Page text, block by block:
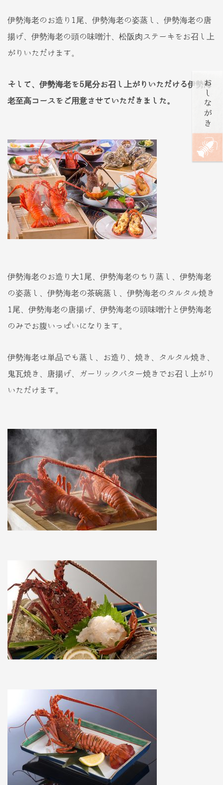
伊勢海老のお造り1尾、伊勢海老の姿蒸し、伊勢海老の唐
揚げ、伊勢海老の頭の味噌汁、松阪肉ステーキをお召し上
がりいただけます。
そして、伊勢海老を5尾分お召し上がりいただける伊勢海
老至高コースをご用意させていただきました。
伊勢海老のお造り大1尾、伊勢海老のちり蒸し、伊勢海老
の姿蒸し、伊勢海老の茶碗蒸し、伊勢海老のタルタル焼き
1尾、伊勢海老の唐揚げ、伊勢海老の頭味噌汁と伊勢海老
のみでお腹いっぱいになります。
伊勢海老は単品でも蒸し、お造り、焼き、タルタル焼き、
鬼瓦焼き、唐揚げ、ガーリックバター焼きでお召し上がり
いただけます。